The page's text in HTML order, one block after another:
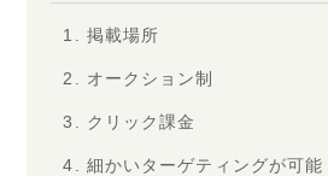
1. 掲載場所
2. オークション制
3. クリック課金
4. 細かいターゲティングが可能